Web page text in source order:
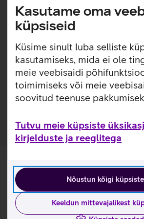
Kasutame oma
küpsiseid
Küsime sinult luba selliste
kasutamiseks, mida ei ole
meie veebisaidi
toimimiseks või meie
soovitud teenuse
Tutvu meie küpsiste
kirjelduste ja reeglitega
Nõustun kõigi
Keeldun mittevajalikest
Õhuke, kerge ja lihtsasti kinnitatav
sisseehitatud MagSafe magnetid, mis
kinnitamise ja eemaldamise väga
ilma seda eemaldamata. Lisaks saab
mugavalt kinnitada ka rahatasku.
Kuna antud telefoni mudel ei sisalda
MagSafe tarvikute kasutamiseks on
on sisse ehitatud MagSafe.